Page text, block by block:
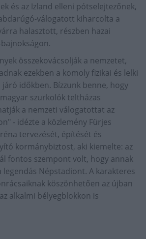
és az Izland elleni pótselejtezőnek,
válogatott kiharcolta a
halasztott, részben hazai
összekovácsolják a nemzetet,
ezekben a komoly fizikai és lelki
időkben. Bízzunk benne, hogy
szurkolók teltházas
a nemzeti válogatottat az
- idézte a közlemény Fürjes
tervezését, építését és
kormánybiztost, aki kiemelte: az
fontos szempont volt, hogy annak
legendás Népstadiont. A karakteres
köszönhetően az újban
alkalmi bélyegblokkon is